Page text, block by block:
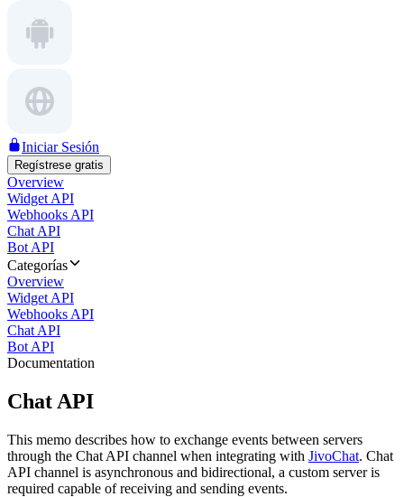
Iniciar Sesión
Regístrese gratis
Overview
Widget API
Webhooks API
Chat API
Bot API
Categorías
Overview
Widget API
Webhooks API
Chat API
Bot API
Documentation
Chat API
This memo describes how to exchange events between servers
through the Chat API channel when integrating with JivoChat. Chat
API channel is asynchronous and bidirectional, a custom server is
required capable of receiving and sending events.